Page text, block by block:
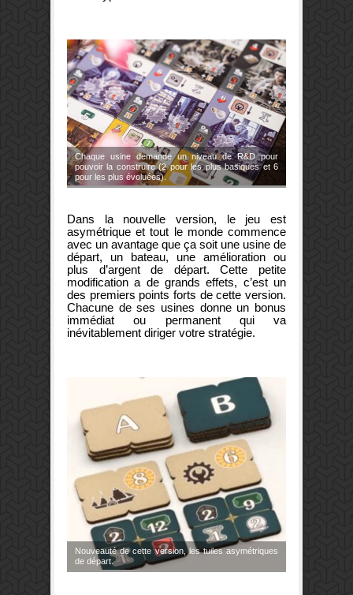
Chaque usine demande un niveau de R&D pour
pouvoir la construire (2 pour les plus basiques et 6
pour les plus évoluées).
Dans la nouvelle version, le jeu est
asymétrique et tout le monde commence
avec un avantage que ça soit une usine de
départ, un bateau, une amélioration ou
plus d’argent de départ. Cette petite
modification a de grands effets, c’est un
des premiers points forts de cette version.
Chacune de ses usines donne un bonus
immédiat ou permanent qui va
inévitablement diriger votre stratégie.
Nouveauté de cette version, les tuiles asymétriques
de départ.